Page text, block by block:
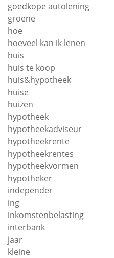
goedkope autolening
groene
hoe
hoeveel kan ik lenen
huis
huis te koop
huis&hypotheek
huise
huizen
hypotheek
hypotheekadviseur
hypotheekrente
hypotheekrentes
hypotheekvormen
hypotheker
independer
ing
inkomstenbelasting
interbank
jaar
kleine